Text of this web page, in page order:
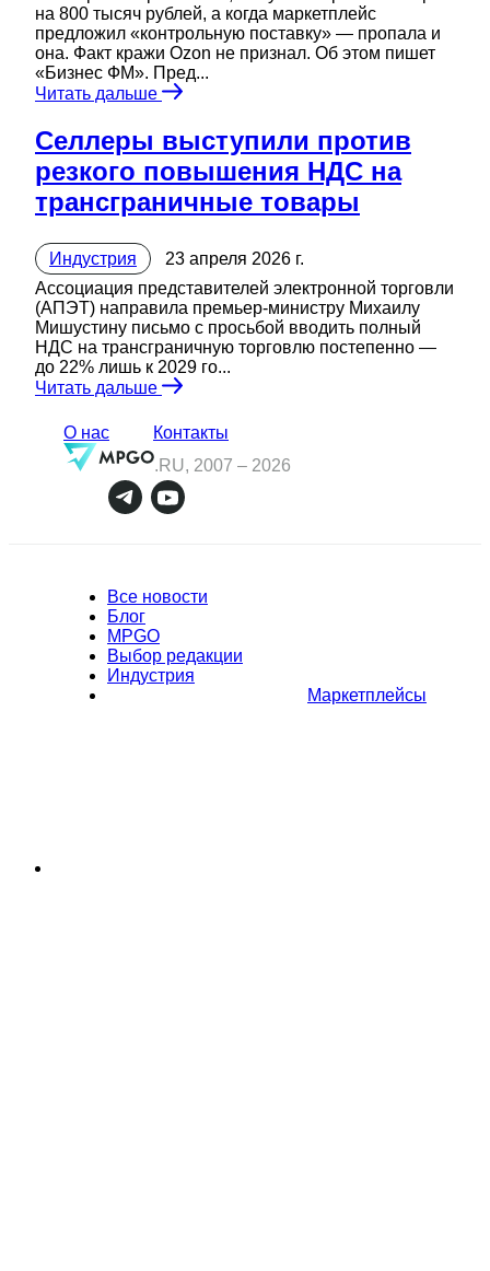
на 800 тысяч рублей, а когда маркетплейс
предложил «контрольную поставку» — пропала и
она. Факт кражи Ozon не признал. Об этом пишет
«Бизнес ФМ». Пред...
Читать дальше
Селлеры выступили против
резкого повышения НДС на
трансграничные товары
Индустрия
23 апреля 2026 г.
Ассоциация представителей электронной торговли
(АПЭТ) направила премьер-министру Михаилу
Мишустину письмо с просьбой вводить полный
НДС на трансграничную торговлю постепенно —
до 22% лишь к 2029 го...
Читать дальше
О нас
Контакты
.RU, 2007 – 2026
Все новости
Блог
MPGO
Выбор редакции
Индустрия
Маркетплейсы